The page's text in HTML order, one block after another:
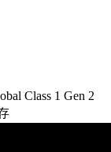
Class 1 Gen 2